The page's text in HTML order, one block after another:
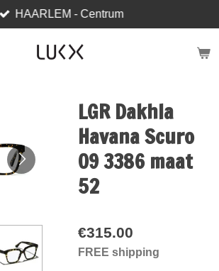
HAARLEM - Centrum
LGR Dakhla
Havana Scuro
09 3386 maat
52
€315.00
FREE shipping